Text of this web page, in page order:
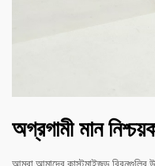
অগ্রগামী মান